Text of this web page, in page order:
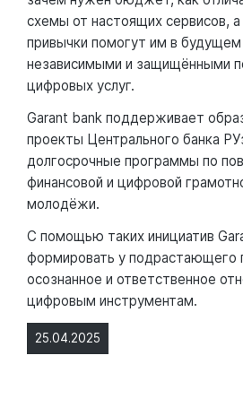
25.04.2025
схемы от настоящих сервисов,
привычки помогут им в будущем
независимыми и защищёнными
цифровых услуг.
Garant bank поддерживает
проекты Центрального банка
долгосрочные программы по
финансовой и цифровой
молодёжи.
С помощью таких инициатив
формировать у подрастающего
осознанное и ответственное
цифровым инструментам.